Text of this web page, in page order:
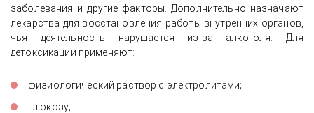
заболевания и другие факторы. Дополнительно назначают
лекарства для восстановления работы внутренних органов,
чья деятельность нарушается из-за алкоголя. Для
детоксикации применяют:
физиологический раствор с электролитами;
глюкозу;